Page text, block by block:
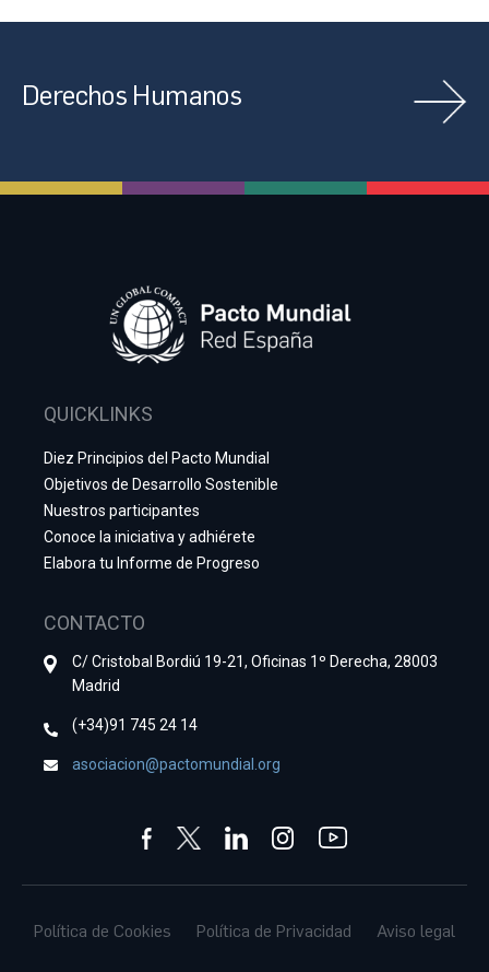
Derechos Humanos
QUICKLINKS
Diez Principios del Pacto Mundial
Objetivos de Desarrollo Sostenible
Nuestros participantes
Conoce la iniciativa y adhiérete
Elabora tu Informe de Progreso
CONTACTO
C/ Cristobal Bordiú 19-21, Oficinas 1º Derecha, 28003
Madrid
(+34)91 745 24 14
asociacion@pactomundial.org
Política de Cookies Política de Privacidad Aviso legal